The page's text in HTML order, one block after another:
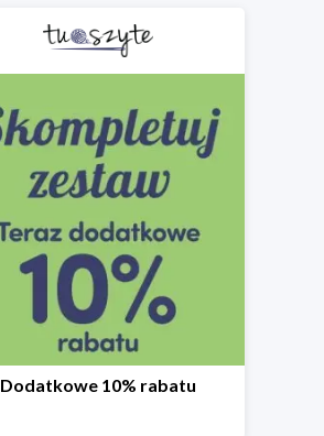
Dodatkowe 10% rabatu